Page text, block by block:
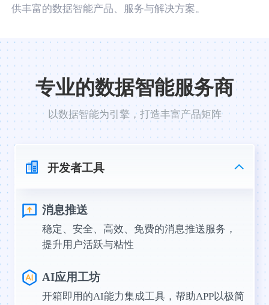
供丰富的数据智能产品、服务与解决方案。
专业的数据智能服务商
以数据智能为引擎，打造丰富产品矩阵
开发者工具
消息推送
稳定、安全、高效、免费的消息推送服务，
提升用户活跃与粘性
AI应用工坊
开箱即用的AI能力集成工具，帮助APP以极简